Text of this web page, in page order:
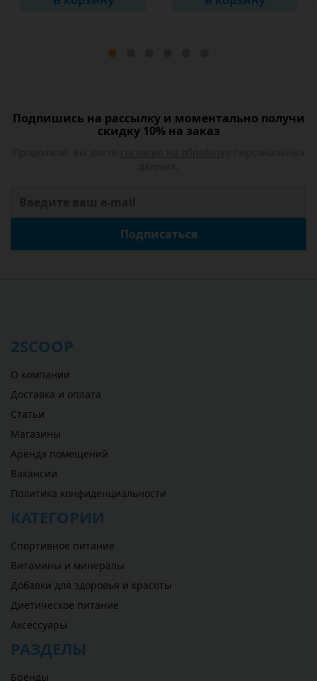
Подпишись на рассылку и моментально получи
скидку 10% на заказ
Подписаться
2SCOOP
О компании
Доставка и оплата
Статьи
Магазины
Аренда помещений
Вакансии
Политика конфиденциальности
КАТЕГОРИИ
Спортивное питание
Витамины и минералы
Добавки для здоровья и красоты
Диетическое питание
Аксессуары
РАЗДЕЛЫ
Бренды